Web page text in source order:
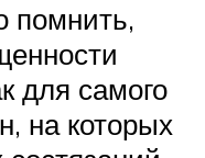
помнить,
для самого
на которых